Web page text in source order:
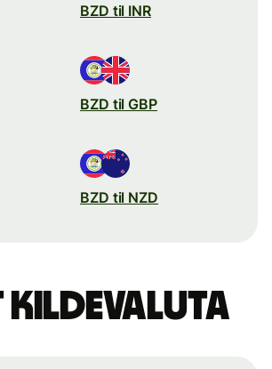
BZD til INR
BZD til GBP
BZD til NZD
kildevaluta